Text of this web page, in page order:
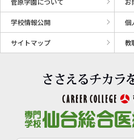
学校情報公開 個
サイトマップ 教